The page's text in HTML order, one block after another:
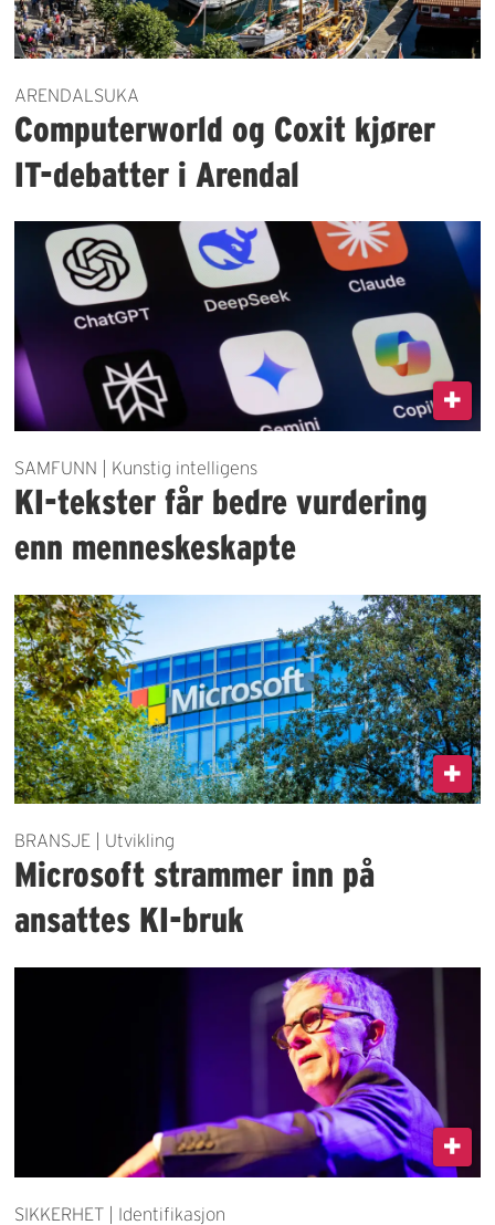
ARENDALSUKA
Computerworld og Coxit kjører
IT-debatter i Arendal
SAMFUNN | Kunstig intelligens
KI-tekster får bedre vurdering
enn menneskeskapte
BRANSJE | Utvikling
Microsoft strammer inn på
ansattes KI-bruk
SIKKERHET | Identifikasjon